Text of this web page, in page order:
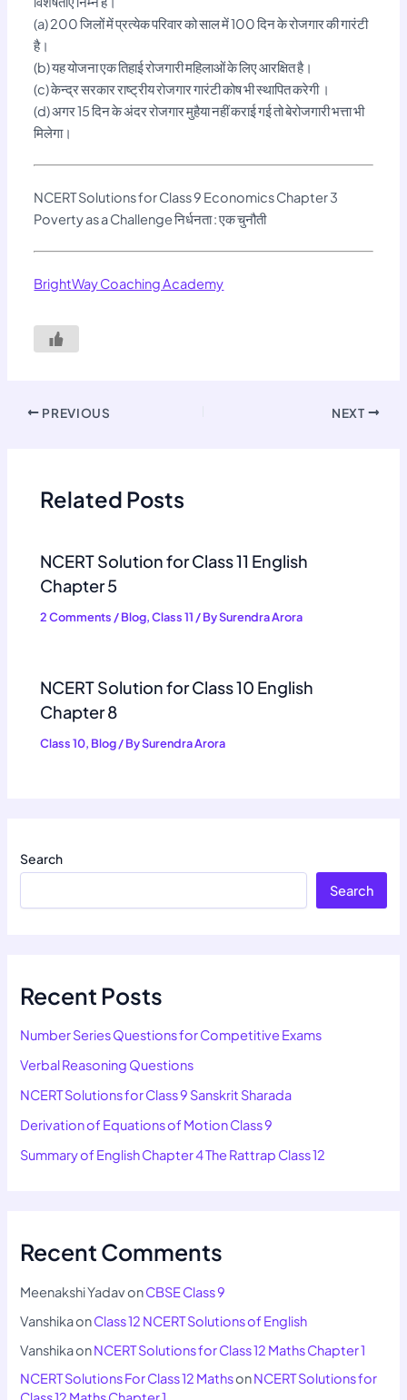
(a) 200 जिलों में प्रत्येक परिवार को साल में 100 दिन के रोजगार की गारंटी
है।
(b) यह योजना एक तिहाई रोजगारी महिलाओं के लिए आरक्षित है।
(c) केन्द्र सरकार राष्ट्रीय रोजगार गारंटी कोष भी स्थापित करेगी ।
(d) अगर 15 दिन के अंदर रोजगार मुहैया नहीं कराई गई तो बेरोजगारी भत्ता भी
मिलेगा।
NCERT Solutions for Class 9 Economics Chapter 3
Poverty as a Challenge निर्धनता : एक चुनौती
BrightWay Coaching Academy
PREVIOUS NEXT
Related Posts
NCERT Solution for Class 11 English
Chapter 5
2 Comments /Blog,Class 11 / BySurendra Arora
NCERT Solution for Class 10 English
Chapter 8
Class 10, Blog/ BySurendra Arora
Search
Search
Recent Posts
Number Series Questions for Competitive Exams
Verbal Reasoning Questions
NCERT Solutions for Class 9 Sanskrit Sharada
Derivation of Equations of Motion Class 9
Summary of English Chapter 4 The Rattrap Class 12
Recent Comments
Meenakshi YadavonCBSE Class 9
VanshikaonClass 12 NCERT Solutions of English
VanshikaonNCERT Solutions for Class 12 Maths Chapter 1
NCERT Solutions For Class 12 MathsonNCERT Solutions for